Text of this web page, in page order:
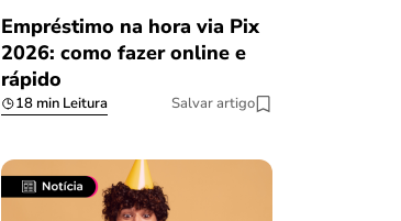
Empréstimo na hora via Pix
2026: como fazer online e
rápido
18 min Leitura Salvar artigo